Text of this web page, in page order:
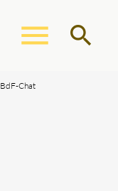
menu search
BdF-Chat